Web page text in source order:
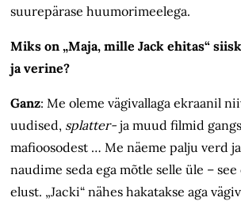
suurepärase huumorimeelega.
Miks on „Maja, mille Jack ehitas“
ja verine?
Ganz: Me oleme vägivallaga ekraanil
uudised, splatter- ja muud filmid
mafioosodest … Me näeme palju verd
naudime seda ega mõtle selle üle – see
elust. „Jacki“ nähes hakatakse aga